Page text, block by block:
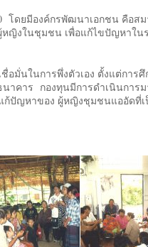
โดยมีองค์กรพัฒนาเอกชน คือส
งในชุมชน เพื่อแก้ไขปัญหาใน
อมั่นในการพึ่งตัวเอง ตั้งแต่การ
คาร กองทุนมีการดำเนินการ
แก้ปัญหาของ ผู้หญิงชุมชนแออั